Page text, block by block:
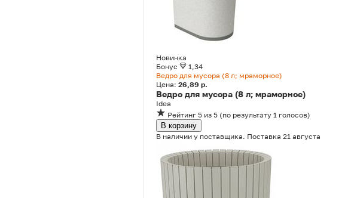
Новинка
Бонус
1,34
Ведро для мусора (8 л; мраморное)
Цена: 26,89 р.
Ведро для мусора (8 л; мраморное)
Idea
Рейтинг 5 из 5 (по результату 1 голосов)
В корзину
В наличии у поставщика. Поставка 21 августа